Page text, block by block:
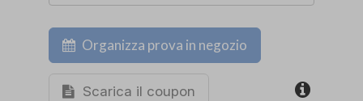
Organizza prova in negozio
Scarica il coupon